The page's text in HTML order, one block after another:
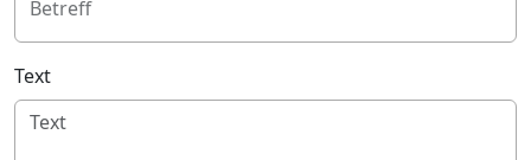
Betreff
Text